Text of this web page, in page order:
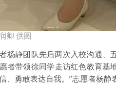
卿 供图
杨静团队先后两次入校沟通、
者带领徐同学走访红色教育基
、勇敢表达自我。”志愿者杨静